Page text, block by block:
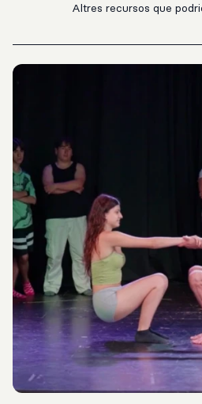
Altres recursos que